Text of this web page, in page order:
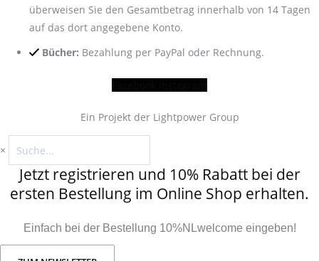
überweisen Sie den Gesamtbetrag innerhalb von 14 Tagen
auf das dort angegebene Konto.
Bücher: Bezahlung per PayPal oder Rechnung.
Ein Projekt der Lightpower Group
×
Jetzt registrieren und 10% Rabatt bei der
ersten Bestellung im Online Shop erhalten.
Einfach bei der Bestellung 10%NLwelcome eingeben!